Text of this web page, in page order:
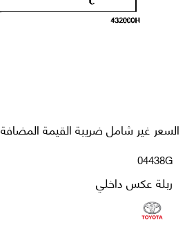
السعر غير شامل ضريبة القيمة المضافة
04438G
ربلة عكس داخلي